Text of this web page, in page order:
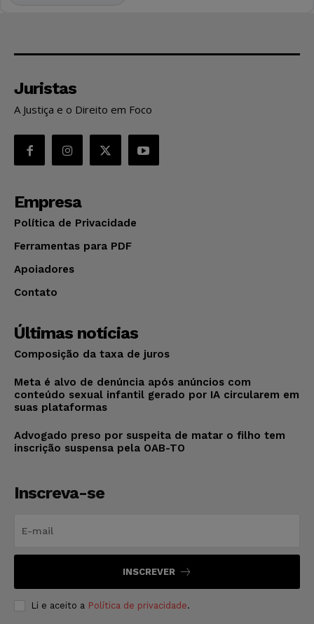
Juristas
A Justiça e o Direito em Foco
Empresa
Política de Privacidade
Ferramentas para PDF
Apoiadores
Contato
Últimas notícias
Composição da taxa de juros
Meta é alvo de denúncia após anúncios com
conteúdo sexual infantil gerado por IA circularem em
suas plataformas
Advogado preso por suspeita de matar o filho tem
inscrição suspensa pela OAB-TO
Inscreva-se
INSCREVER
Li e aceito a Política de privacidade.